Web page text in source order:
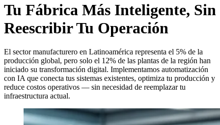
Tu Fábrica Más Inteligente, Sin
Reescribir Tu Operación
El sector manufacturero en Latinoamérica representa el 5% de la
producción global, pero solo el 12% de las plantas de la región han
iniciado su transformación digital. Implementamos automatización
con IA que conecta tus sistemas existentes, optimiza tu producción y
reduce costos operativos — sin necesidad de reemplazar tu
infraestructura actual.